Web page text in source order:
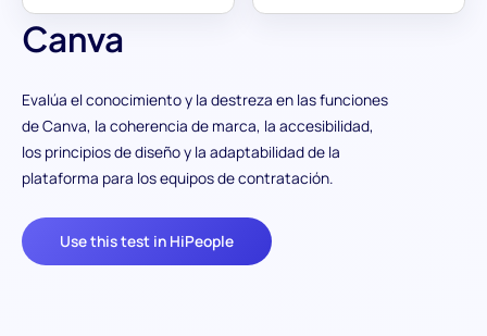
Canva
Evalúa el conocimiento y la destreza en las funciones
de Canva, la coherencia de marca, la accesibilidad,
los principios de diseño y la adaptabilidad de la
plataforma para los equipos de contratación.
Use this test in HiPeople